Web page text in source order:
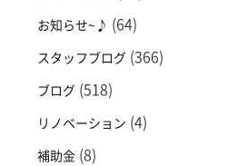
お知らせ~♪ (64)
スタッフブログ (366)
ブログ (518)
リノベーション (4)
補助金 (8)